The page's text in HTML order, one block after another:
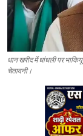
धान खरीद में धांधली पर
चेतावनी।